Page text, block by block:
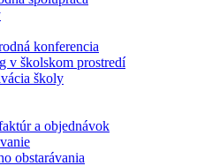
konferencia
v školskom prostredí
školy
a objednávok
obstarávania